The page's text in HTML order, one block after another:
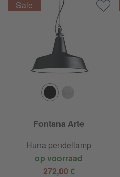
Fontana Arte
Huna pendellamp
op voorraad
272,00 €